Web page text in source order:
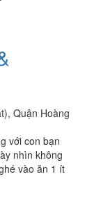
Quận Hoàng